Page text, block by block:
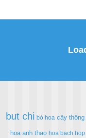
but chi bó hoa cây thông
hoa anh thao hoa bach hop